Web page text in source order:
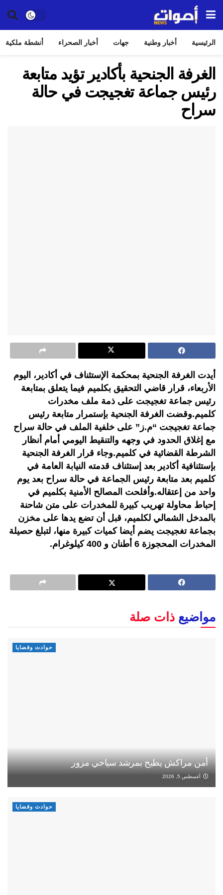
الرئيسية أخبار وطنية جهات أخبار الصحراء أنشطة ملكية
الغرفة الجنحية بأكادير تؤيد متابعة
رئيس جماعة تغجيجت في حالة
سراح
أيدت الغرفة الجنحية بمحكمة الإستئناف في أكادير، اليوم
الأربعاء، قرار قاضي التحقيق بكلميم فيما يتعلق بمتابعة
رئيس جماعة تغجيجت على ذمة ملف مخدرات
كلميم.وقضت الغرفة الجنحية بإستمرار متابعة رئيس
جماعة تغجيجت “م.ز” على خلفية الملف في حالة سراح
مع إغلاق الحدود في وجهه والتنقيط اليومي أمام أنظار
الشرطة القضائية في كلميم.وجاء قرار الغرفة الجنحية
بإستئنافية أكادير بعد إستئناف قدمته النيابة العامة في
كلميم بعد متابعة رئيس الجماعة في حالة سراح بعد يوم
واحد من إعتقاله.وأفلحت المصالح الأمنية بكلميم في
إحباط محاولة تهريب كبيرة للمخدرات على متن شاحنة
بالمدخل الشمالي لكلميم، قبل أن تضع يدها على مخزن
بجماعة تغجيجت يضم أيضا كميات كبيرة منها، لتبلغ حصيلة
المخدرات المحجوزة 6 أطنان و 400 كيلوغرام.
مواضيع ذات صلة
حوادث وقضايا
أمن مراكش يطيح بمرشد سياحي مزور
أغسطس 5, 2026
حوادث وقضايا